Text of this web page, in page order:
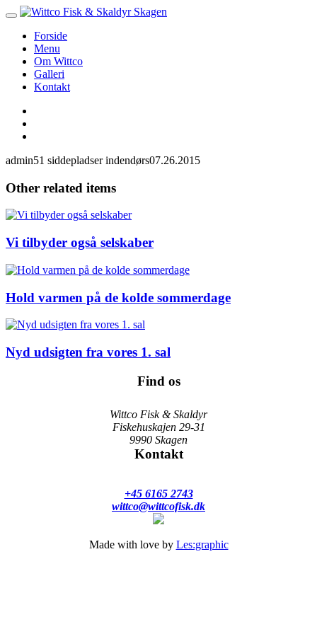
Forside
Menu
Om Wittco
Galleri
Kontakt
admin51 siddepladser indendørs07.26.2015
Other related items
Vi tilbyder også selskaber
Hold varmen på de kolde sommerdage
Nyd udsigten fra vores 1. sal
Find os
Wittco Fisk & Skaldyr
Fiskehuskajen 29-31
9990 Skagen
Kontakt
+45 6165 2743
wittco@wittcofisk.dk
Made with love by Les:graphic